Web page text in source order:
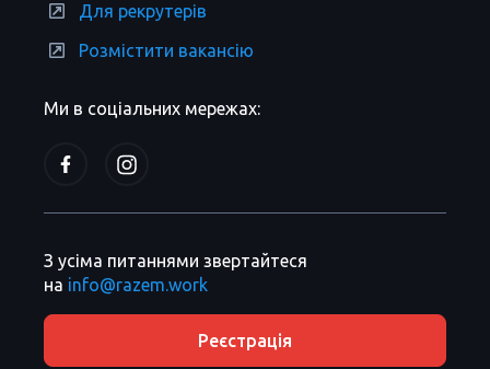
Ми в соціальних мережах:
Для рекрутерів
Розмістити вакансію
З усіма питаннями звертайтеся
на info@razem.work
Реєстрація